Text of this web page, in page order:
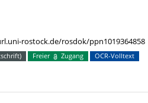
rostock.de/rosdok/ppn1019364858
Freier Zugang OCR-Volltext